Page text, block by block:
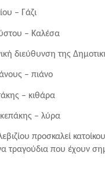
– Γάζι
– Καλέσα
διεύθυνση της
– πιάνο
– κιθάρα
– λύρα
προσκαλεί
τραγούδια που έχουν